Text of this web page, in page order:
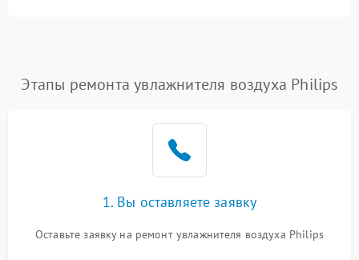
Этапы ремонта увлажнителя воздуха Philips
1. Вы оставляете заявку
Оставьте заявку на ремонт увлажнителя воздуха Philips